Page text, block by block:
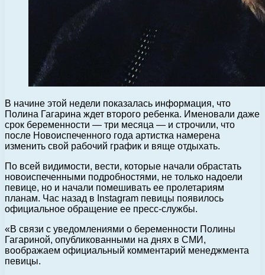
В начине этой недели показалась информация, что
Полина Гагарина ждет второго ребенка. Именовали даже
срок беременности — три месяца — и строчили, что
после Новоиспеченного года артистка намерена
изменить свой рабочий график и вяще отдыхать.
По всей видимости, вести, которые начали обрастать
новоиспеченными подробностями, не только надоели
певице, но и начали помешивать ее пролетариям
планам. Час назад в Instagram певицы появилось
официальное обращение ее пресс-службы.
«В связи с уведомлениями о беременности Полины
Гагариной, опубликованными на днях в СМИ,
воображаем официальный комментарий менеджмента
певицы.